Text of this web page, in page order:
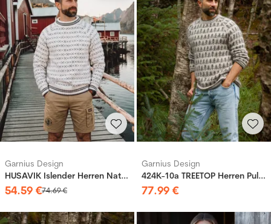
Garnius Design
HUSAVIK Islender Herren Natur (Woolevo)
54.59 €74.69€
Garnius Design
424K-10a TREETOP Herren Pullover
77.99 €